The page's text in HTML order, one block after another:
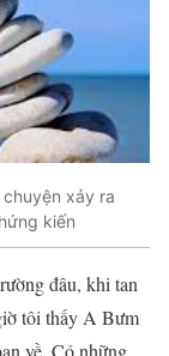
xảy ra
kiến
đâu, khi tan
tôi thấy A Bưm
về. Có những